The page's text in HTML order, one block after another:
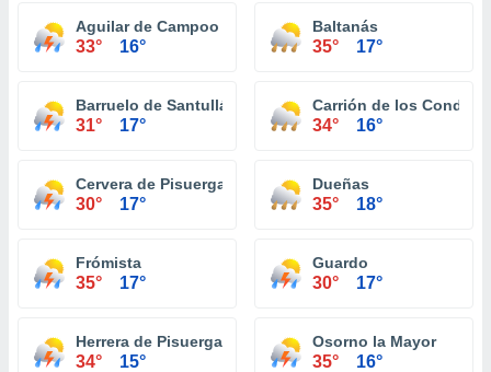
Aguilar de Campoo
33° 16°
Baltanás
35° 17°
Barruelo de Santullán
31° 17°
Carrión de los Condes
34° 16°
Cervera de Pisuerga
30° 17°
Dueñas
35° 18°
Frómista
35° 17°
Guardo
30° 17°
Herrera de Pisuerga
34° 15°
Osorno la Mayor
35° 16°